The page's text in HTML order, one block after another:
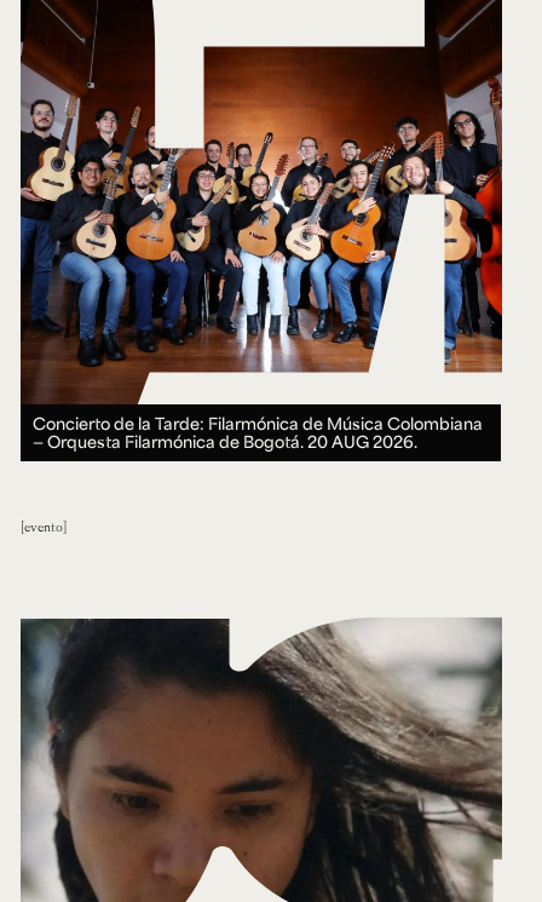
Concierto de la Tarde: Filarmónica de Música Colombiana
— Orquesta Filarmónica de Bogotá.20 AUG 2026.
evento